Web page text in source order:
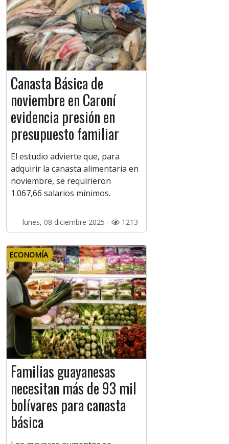
Canasta Básica de
noviembre en Caroní
evidencia presión en
presupuesto familiar
El estudio advierte que, para
adquirir la canasta alimentaria en
noviembre, se requirieron
1.067,66 salarios mínimos.
lunes, 08 diciembre 2025 - 1213
ECONOMÍA
Familias guayanesas
necesitan más de 93 mil
bolívares para canasta
básica